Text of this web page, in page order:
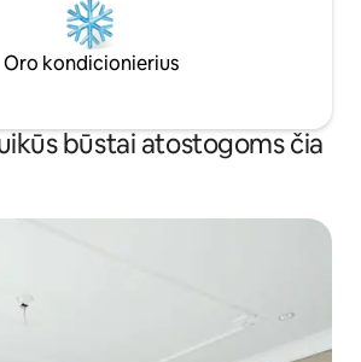
Oro kondicionierius
būstai atostogoms čia